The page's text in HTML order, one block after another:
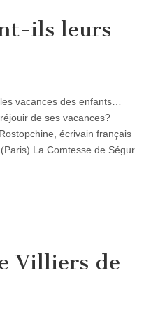
ils leurs
vacances des enfants…
de ses vacances?
écrivain français
La Comtesse de Ségur
Villiers de